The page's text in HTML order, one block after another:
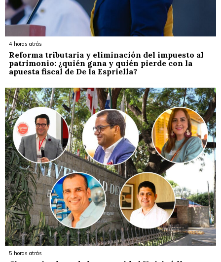
4 horas atrás
Reforma tributaria y eliminación del impuesto al
patrimonio: ¿quién gana y quién pierde con la
apuesta fiscal de De la Espriella?
5 horas atrás